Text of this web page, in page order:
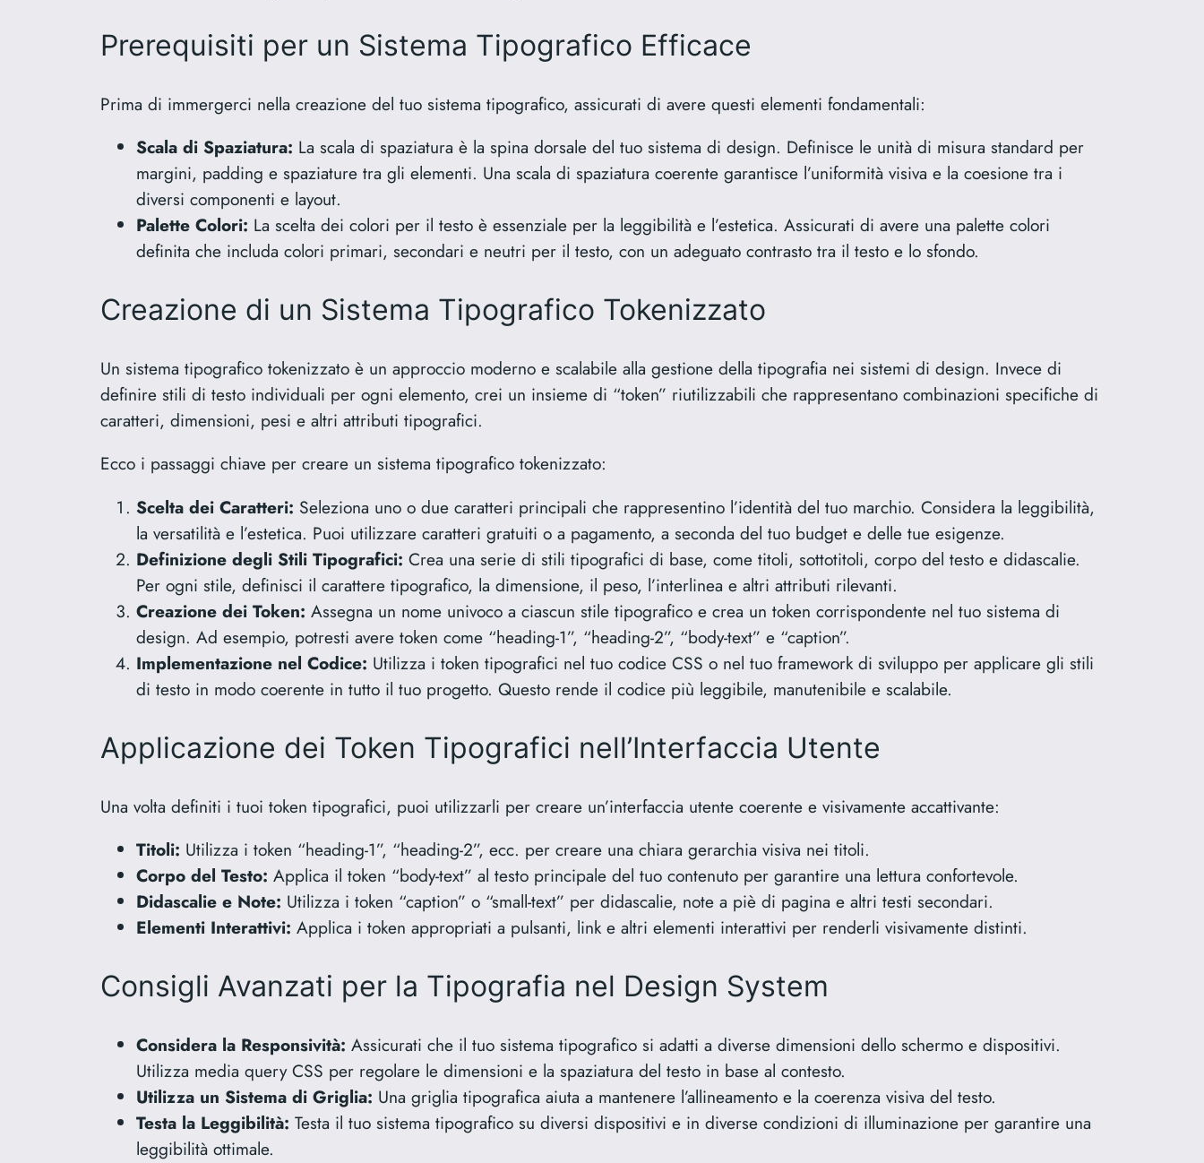
Prerequisiti per un Sistema Tipografico Efficace
Prima di immergerci nella creazione del tuo sistema tipografico, assicurati di avere questi elementi fondamentali:
Scala di Spaziatura: La scala di spaziatura è la spina dorsale del tuo sistema di design. Definisce le unità di misura standard per
margini, padding e spaziature tra gli elementi. Una scala di spaziatura coerente garantisce l’uniformità visiva e la coesione tra i
diversi componenti e layout.
Palette Colori: La scelta dei colori per il testo è essenziale per la leggibilità e l’estetica. Assicurati di avere una palette colori
definita che includa colori primari, secondari e neutri per il testo, con un adeguato contrasto tra il testo e lo sfondo.
Creazione di un Sistema Tipografico Tokenizzato
Un sistema tipografico tokenizzato è un approccio moderno e scalabile alla gestione della tipografia nei sistemi di design. Invece di
definire stili di testo individuali per ogni elemento, crei un insieme di “token” riutilizzabili che rappresentano combinazioni specifiche di
caratteri, dimensioni, pesi e altri attributi tipografici.
Ecco i passaggi chiave per creare un sistema tipografico tokenizzato:
Scelta dei Caratteri: Seleziona uno o due caratteri principali che rappresentino l’identità del tuo marchio. Considera la leggibilità,
la versatilità e l’estetica. Puoi utilizzare caratteri gratuiti o a pagamento, a seconda del tuo budget e delle tue esigenze.
Definizione degli Stili Tipografici: Crea una serie di stili tipografici di base, come titoli, sottotitoli, corpo del testo e didascalie.
Per ogni stile, definisci il carattere tipografico, la dimensione, il peso, l’interlinea e altri attributi rilevanti.
Creazione dei Token: Assegna un nome univoco a ciascun stile tipografico e crea un token corrispondente nel tuo sistema di
design. Ad esempio, potresti avere token come “heading-1”, “heading-2”, “body-text” e “caption”.
Implementazione nel Codice: Utilizza i token tipografici nel tuo codice CSS o nel tuo framework di sviluppo per applicare gli stili
di testo in modo coerente in tutto il tuo progetto. Questo rende il codice più leggibile, manutenibile e scalabile.
Applicazione dei Token Tipografici nell’Interfaccia Utente
Una volta definiti i tuoi token tipografici, puoi utilizzarli per creare un’interfaccia utente coerente e visivamente accattivante:
Titoli: Utilizza i token “heading-1”, “heading-2”, ecc. per creare una chiara gerarchia visiva nei titoli.
Corpo del Testo: Applica il token “body-text” al testo principale del tuo contenuto per garantire una lettura confortevole.
Didascalie e Note: Utilizza i token “caption” o “small-text” per didascalie, note a piè di pagina e altri testi secondari.
Elementi Interattivi: Applica i token appropriati a pulsanti, link e altri elementi interattivi per renderli visivamente distinti.
Consigli Avanzati per la Tipografia nel Design System
Considera la Responsività: Assicurati che il tuo sistema tipografico si adatti a diverse dimensioni dello schermo e dispositivi.
Utilizza media query CSS per regolare le dimensioni e la spaziatura del testo in base al contesto.
Utilizza un Sistema di Griglia: Una griglia tipografica aiuta a mantenere l’allineamento e la coerenza visiva del testo.
Testa la Leggibilità: Testa il tuo sistema tipografico su diversi dispositivi e in diverse condizioni di illuminazione per garantire una
leggibilità ottimale.